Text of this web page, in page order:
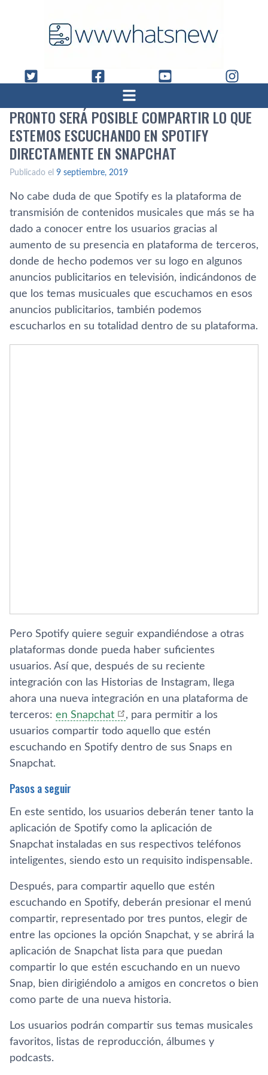
PRONTO SERÁ POSIBLE COMPARTIR LO QUE
ESTEMOS ESCUCHANDO EN SPOTIFY
DIRECTAMENTE EN SNAPCHAT
Publicado el 9 septiembre, 2019
No cabe duda de que Spotify es la plataforma de
transmisión de contenidos musicales que más se ha
dado a conocer entre los usuarios gracias al
aumento de su presencia en plataforma de terceros,
donde de hecho podemos ver su logo en algunos
anuncios publicitarios en televisión, indicándonos de
que los temas musicuales que escuchamos en esos
anuncios publicitarios, también podemos
escucharlos en su totalidad dentro de su plataforma.
Pero Spotify quiere seguir expandiéndose a otras
plataformas donde pueda haber suficientes
usuarios. Así que, después de su reciente
integración con las Historias de Instagram, llega
ahora una nueva integración en una plataforma de
terceros: en Snapchat
, para permitir a los
usuarios compartir todo aquello que estén
escuchando en Spotify dentro de sus Snaps en
Snapchat.
Pasos a seguir
En este sentido, los usuarios deberán tener tanto la
aplicación de Spotify como la aplicación de
Snapchat instaladas en sus respectivos teléfonos
inteligentes, siendo esto un requisito indispensable.
Después, para compartir aquello que estén
escuchando en Spotify, deberán presionar el menú
compartir, representado por tres puntos, elegir de
entre las opciones la opción Snapchat, y se abrirá la
aplicación de Snapchat lista para que puedan
compartir lo que estén escuchando en un nuevo
Snap, bien dirigiéndolo a amigos en concretos o bien
como parte de una nueva historia.
Los usuarios podrán compartir sus temas musicales
favoritos, listas de reproducción, álbumes y
podcasts.